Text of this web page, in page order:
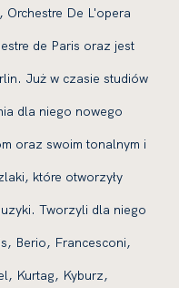
Orchestre De L'opera
de Paris oraz jest
Już w czasie studiów
dla niego nowego
oraz swoim tonalnym i
które otworzyły
Tworzyli dla niego
Berio, Francesconi,
Kurtag, Kyburz,